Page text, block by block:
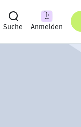
Suche Anmelden